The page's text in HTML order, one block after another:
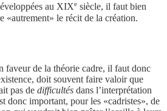
au XIXe siècle, il faut bien
«autrement» le récit de la création.
faveur de la théorie cadre, il faut donc
doit souvent faire valoir que
pas de difficultés dans l’interprétation
donc important, pour les «cadristes», de